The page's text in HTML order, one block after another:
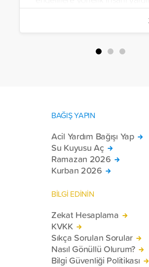
çalışmalarını aralıksız
yürütülen son projeyle
Halep, Hama, Humus ve İdlib
bölgelerinde zor şartlarda
BAĞIŞ YAPIN
Acil Yardım Bağışı Yap
Su Kuyusu Aç
Ramazan 2026
Kurban 2026
BİLGİ EDİNİN
Zekat Hesaplama
KVKK
Sıkça Sorulan Sorular
Nasıl Gönüllü Olurum?
Bilgi Güvenliği Politikası